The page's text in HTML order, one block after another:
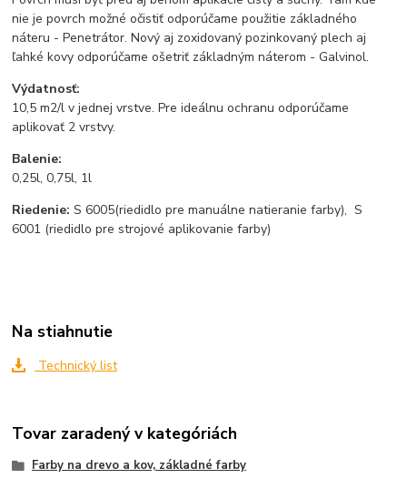
nie je povrch možné očistiť odporúčame použitie základného
náteru - Penetrátor. Nový aj zoxidovaný pozinkovaný plech aj
ľahké kovy odporúčame ošetriť základným náterom - Galvinol.
Výdatnosť:
10,5 m2/l v jednej vrstve. Pre ideálnu ochranu odporúčame
aplikovať 2 vrstvy.
Balenie:
0,25l, 0,75l, 1l
Riedenie:S 6005(riedidlo pre manuálne natieranie farby), S
6001 (riedidlo pre strojové aplikovanie farby)
Na stiahnutie
Technický list
Tovar zaradený v kategóriách
Farby na drevo a kov, základné farby